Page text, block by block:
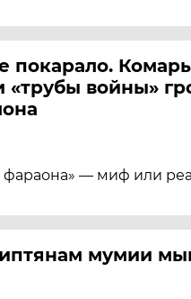
покарало.
«трубы войны»
фараона» — миф или
мумии